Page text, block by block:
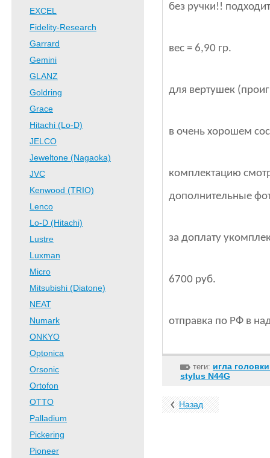
EXCEL
Fidelity-Research
Garrard
Gemini
GLANZ
Goldring
Grace
Hitachi (Lo-D)
JELCO
Jeweltone (Nagaoka)
JVC
Kenwood (TRIO)
Lenco
Lo-D (Hitachi)
Lustre
Luxman
Micro
Mitsubishi (Diatone)
NEAT
Numark
ONKYO
Optonica
Orsonic
Ortofon
OTTO
Palladium
Pickering
Pioneer
без ручки!!
вес = 6,90 гр.
для вертушек
в очень хорошем
комплектацию
дополнительные
за доплату
6700 руб.
отправка по РФ в
теги: игла
stylus N44G
Назад